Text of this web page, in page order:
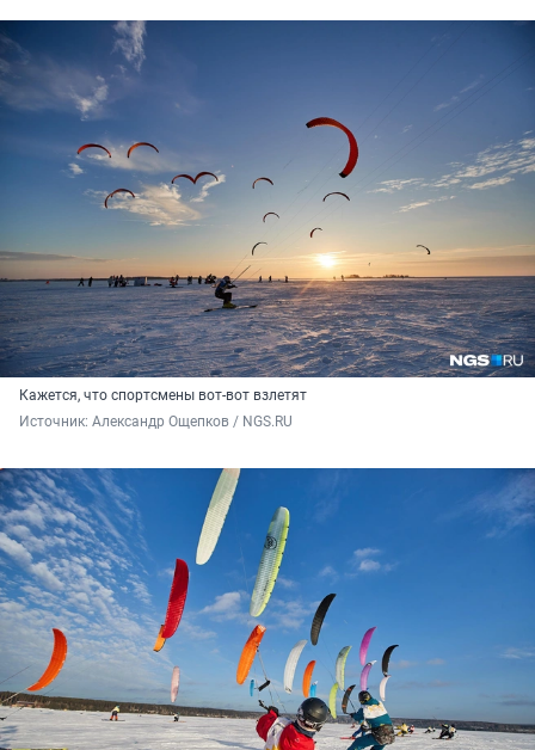
Кажется, что спортсмены вот-вот взлетят
Источник: Александр Ощепков / NGS.RU